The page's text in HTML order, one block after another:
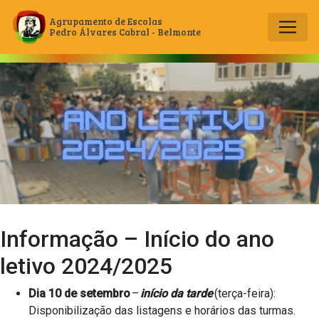
Main Navigation
Agrupamento de Escolas
Pedro Álvares Cabral - Belmonte
Informação – Início do ano
letivo 2024/2025
Dia 10 de setembro– início da tarde(terça-feira):
Disponibilização das listagens e horários das turmas.